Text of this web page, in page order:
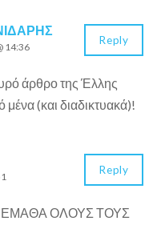
14:36
άρθρο της Έλλης
(και διαδικτυακά)!
Reply
ΕΜΑΘΑ ΟΛΟΥΣ ΤΟΥΣ
Reply